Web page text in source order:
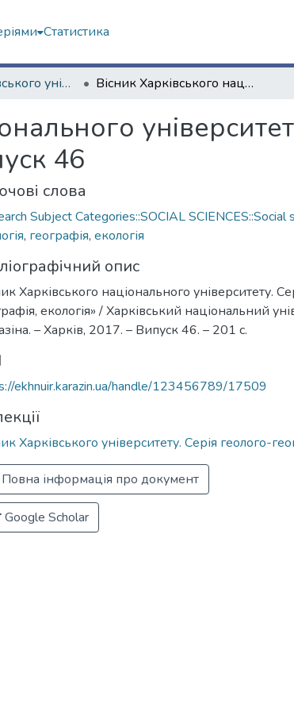
Статистика
Вісник Харківського університету. Серія геолого-географічна Вісник Харківського національного університету. Серія «Геологія, географія, екологія». Випуск 46
46
слова
Subject Categories::SOCIAL SCIENCES::Social
, географія, екологія
опис
Харківського національного університету.
екологія» / Харківський національний
– Харків, 2017. – Випуск 46. – 201 с.
ekhnuir.karazin.ua/handle/123456789/17509
Харківського університету. Серія геолого-
Повна інформація про документ
Google Scholar